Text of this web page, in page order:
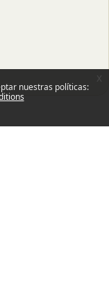
nuestras políticas:
x